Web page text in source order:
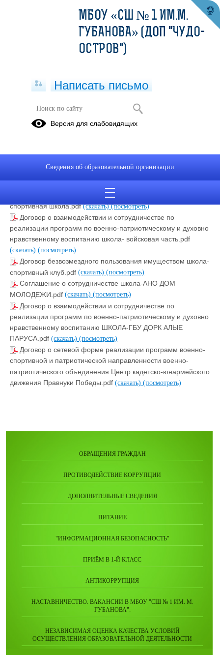
СОЦИАЛЬНОЕ ПАРТНЕРСТВО
27.06.2022 г. Предприятие-партнер-школа-техникум-
Договор безвозмездного пользования имуществом школа-
спортивная школа.pdf(скачать)(посмотреть)
Договор о взаимодействии и сотрудничестве по
реализации программ по военно-патриотическому и духовно
нравственному воспитанию школа- войсковая часть.pdf
(скачать) (посмотреть)
Договор безвозмездного пользования имуществом школа-
спортивный клуб.pdf (скачать) (посмотреть)
Соглашение о сотрудничестве школа-АНО ДОМ
МОЛОДЕЖИ.pdf (скачать) (посмотреть)
Договор о взаимодействии и сотрудничестве по
реализации программ по военно-патриотическому и духовно
нравственному воспитанию ШКОЛА-ГБУ ДОРК АЛЫЕ
ПАРУСА.pdf (скачать) (посмотреть)
Договор о сетевой форме реализации программ военно-
спортивной и патриотической направленности военно-
патриотического объединения Центр кадетско-юнармейского
движения Правнуки Победы.pdf (скачать) (посмотреть)
ОБРАЩЕНИЯ ГРАЖДАН
ПРОТИВОДЕЙСТВИЕ КОРРУПЦИИ
ДОПОЛНИТЕЛЬНЫЕ СВЕДЕНИЯ
ПИТАНИЕ
"ИНФОРМАЦИОННАЯ БЕЗОПАСНОСТЬ"
ПРИЁМ В 1-Й КЛАСС
АНТИКОРРУПЦИЯ
НАСТАВНИЧЕСТВО. ВАКАНСИИ В МБОУ "СШ № 1 ИМ. М.
ГУБАНОВА":
НЕЗАВИСИМАЯ ОЦЕНКА КАЧЕСТВА УСЛОВИЙ
ОСУЩЕСТВЛЕНИЯ ОБРАЗОВАТЕЛЬНОЙ ДЕЯТЕЛЬНОСТИ
МБОУ «СШ № 1 ИМ.М.
ГУБАНОВА» (ДОП "ЧУДО-
ОСТРОВ")
Написать письмо
Версия для слабовидящих
Сведения об образовательной организации